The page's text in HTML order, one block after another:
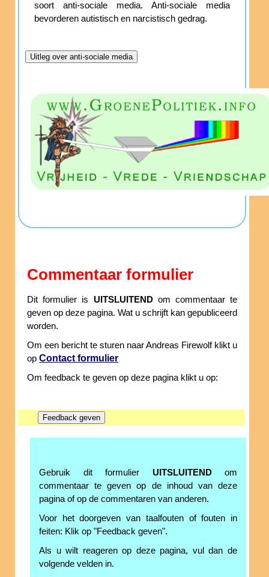
soort anti-sociale media. Anti-sociale media
bevorderen autistisch en narcistisch gedrag.
Commentaar formulier
Dit formulier is UITSLUITENDom commentaar te
geven op deze pagina. Wat u schrijft kan gepubliceerd
worden.
Om een bericht te sturen naar Andreas Firewolf klikt u
op Contact formulier
Om feedback te geven op deze pagina klikt u op:
Gebruik dit formulier UITSLUITENDom
commentaar te geven op de inhoud van deze
pagina of op de commentaren van anderen.
Voor het doorgeven van taalfouten of fouten in
feiten: Klik op "Feedback geven".
Als u wilt reageren op deze pagina, vul dan de
volgende velden in.